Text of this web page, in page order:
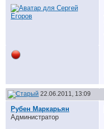
22.06.2011, 13:09
Рубен Маркарьян
Администратор